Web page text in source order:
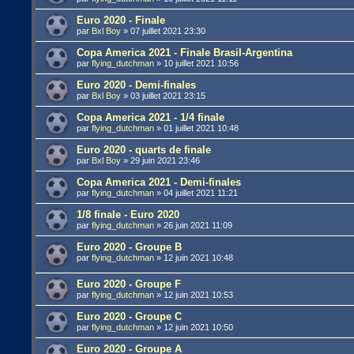
Euro 2020 - Finale
par Bxl Boy »07 juillet 2021 23:30
Copa America 2021 - Finale Brasil-Argentina
parflying_dutchman » 10 juillet 2021 10:56
Euro 2020 - Demi-finales
par Bxl Boy »03 juillet 2021 23:15
Copa America 2021 - 1/4 finale
parflying_dutchman »01 juillet 2021 10:48
Euro 2020 - quarts de finale
par Bxl Boy »29 juin 2021 23:46
Copa America 2021 - Demi-finales
parflying_dutchman »04 juillet 2021 11:21
1/8 finale - Euro 2020
parflying_dutchman »26 juin 2021 11:09
Euro 2020 - Groupe B
parflying_dutchman » 12 juin 2021 10:48
Euro 2020 - Groupe F
parflying_dutchman » 12 juin 2021 10:53
Euro 2020 - Groupe C
parflying_dutchman » 12 juin 2021 10:50
Euro 2020 - Groupe A